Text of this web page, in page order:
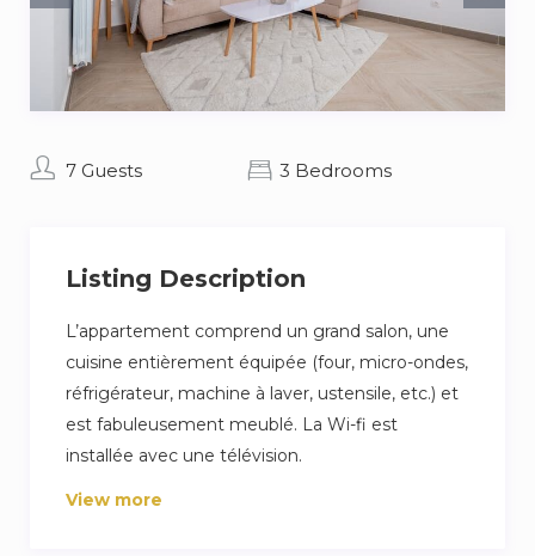
7 Guests 3 Bedrooms
Listing Description
L’appartement comprend un grand salon, une
cuisine entièrement équipée (four, micro-ondes,
réfrigérateur, machine à laver, ustensile, etc.) et
est fabuleusement meublé. La Wi-fi est
installée avec une télévision.
Pour le sommeil, il y a trois chambres
View more